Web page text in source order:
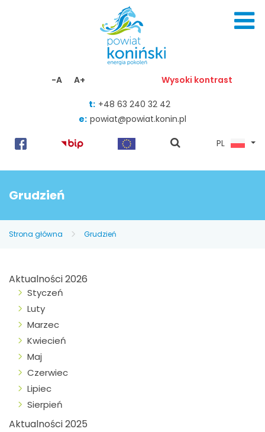
-A A+ Wysoki kontrast
t: +48 63 240 32 42
e: powiat@powiat.konin.pl
pokaż
PL
Grudzień
Strona główna Grudzień
Aktualności 2026
Styczeń
Luty
Marzec
Kwiecień
Maj
Czerwiec
Lipiec
Sierpień
Aktualności 2025